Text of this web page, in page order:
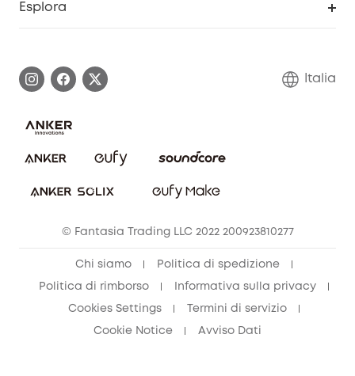
Annulla ordine
Esplora
Contattaci
Italia
© Fantasia Trading LLC 2022 200923810277
Chi siamo Politica di spedizione
Politica di rimborso Informativa sulla privacy
Cookies Settings Termini di servizio
Cookie Notice Avviso Dati